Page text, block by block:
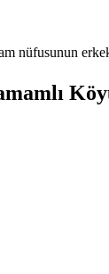
nüfusunun erkek